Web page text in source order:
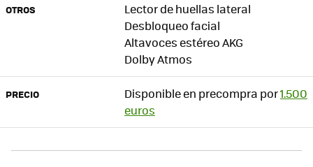
OTROS
Lector de huellas lateral
Desbloqueo facial
Altavoces estéreo AKG
Dolby Atmos
PRECIO Disponible en precompra por1.500
euros